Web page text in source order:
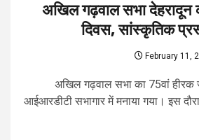
अखिल गढ़वाल सभा देहरादून
दिवस, सांस्कृतिक
February 11,
अखिल गढ़वाल सभा का 75वां हीरक
आईआरडीटी सभागार में मनाया गया। इस